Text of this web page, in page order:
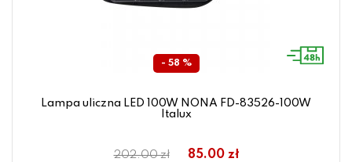
- 58 %
Lampa uliczna LED 100W NONA FD-83526-100W
Italux
202.00 zł 85.00 zł